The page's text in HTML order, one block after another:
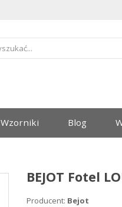
Wzorniki Blog
BEJOT Fotel
Producent: Bejot